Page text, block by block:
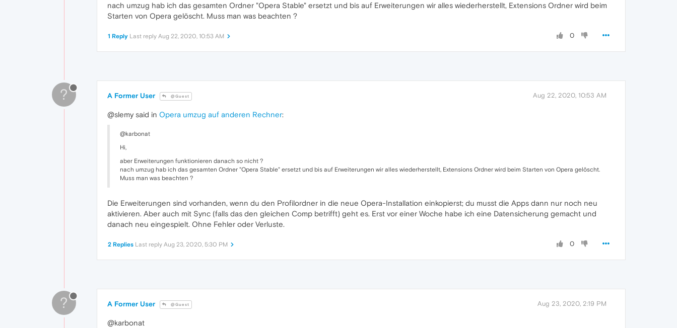
nach umzug hab ich das gesamten Ordner "Opera Stable" ersetzt und bis auf Erweiterungen wir alles wiederherstellt, Extensions Ordner wird beim
Starten von Opera gelöscht. Muss man was beachten ?
0
1 Reply Last reply Aug 22, 2020, 10:53 AM
? A Former User @Guest Aug 22, 2020, 10:53 AM
@slemy said in Opera umzug auf anderen Rechner:
@karbonat
Hi,
aber Erweiterungen funktionieren danach so nicht ?
nach umzug hab ich das gesamten Ordner "Opera Stable" ersetzt und bis auf Erweiterungen wir alles wiederherstellt, Extensions Ordner wird beim Starten von Opera gelöscht.
Muss man was beachten ?
Die Erweiterungen sind vorhanden, wenn du den Profilordner in die neue Opera-Installation einkopierst; du musst die Apps dann nur noch neu
aktivieren. Aber auch mit Sync (falls das den gleichen Comp betrifft) geht es. Erst vor einer Woche habe ich eine Datensicherung gemacht und
danach neu eingespielt. Ohne Fehler oder Verluste.
0
2 Replies Last reply Aug 23, 2020, 5:30 PM
? A Former User @Guest Aug 23, 2020, 2:19 PM
@karbonat